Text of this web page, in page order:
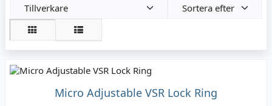
Tillverkare Sortera efter
Micro Adjustable VSR Lock Ring